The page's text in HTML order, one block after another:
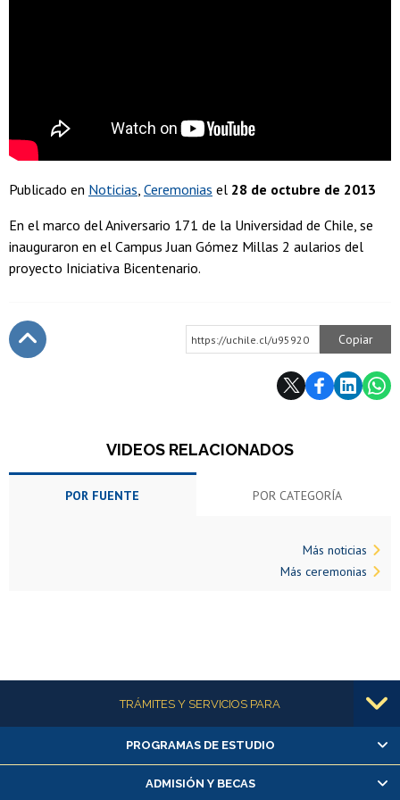
Publicado en Noticias Ceremonias el 28 de octubre de 2013
En el marco del Aniversario 171 de la Universidad de Chile, se
inauguraron en el Campus Juan Gómez Millas 2 aularios del
proyecto Iniciativa Bicentenario.
https://uchile.cl/u95920 Copiar
VIDEOS RELACIONADOS
POR FUENTE POR CATEGORÍA
Más noticias
Más ceremonias
Más informaciónTRÁMITES Y SERVICIOS PARA
Alumnas/os y exalumnas/os
Matrícula en línea
PROGRAMAS DE ESTUDIO
ADMISIÓN Y BECAS